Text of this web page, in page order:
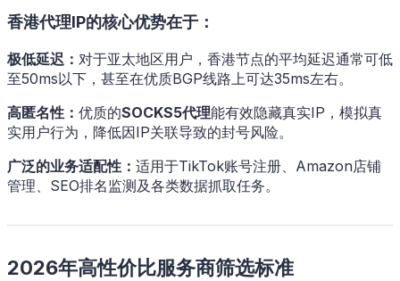
香港代理IP的核心优势在于：
极低延迟： 对于亚太地区用户，香港节点的平均延迟通常可低
至50ms以下，甚至在优质BGP线路上可达35ms左右。
高匿名性： 优质的SOCKS5代理能有效隐藏真实IP，模拟真
实用户行为，降低因IP关联导致的封号风险。
广泛的业务适配性： 适用于TikTok账号注册、Amazon店铺
管理、SEO排名监测及各类数据抓取任务。
2026年高性价比服务商筛选标准